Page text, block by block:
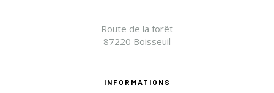
Route de la forêt
87220 Boisseuil
INFORMATIONS